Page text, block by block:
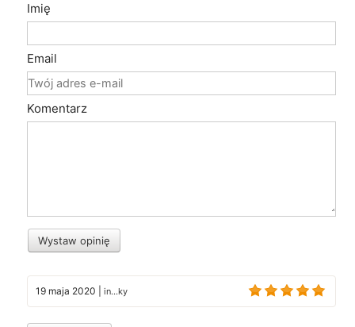
Imię
Email
Komentarz
Wystaw opinię
19 maja 2020 in...ky